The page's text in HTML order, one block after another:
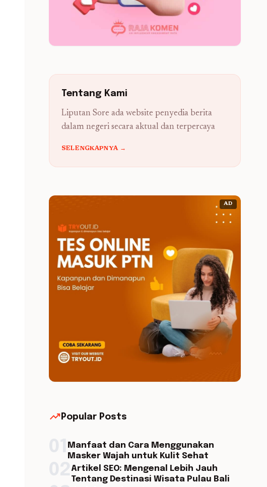
Tentang Kami
Liputan Sore ada website penyedia berita
dalam negeri secara aktual dan terpercaya
SELENGKAPNYA →
AD
trending_up Popular Posts
Manfaat dan Cara Menggunakan
Masker Wajah untuk Kulit Sehat
Artikel SEO: Mengenal Lebih Jauh
Tentang Destinasi Wisata Pulau Bali